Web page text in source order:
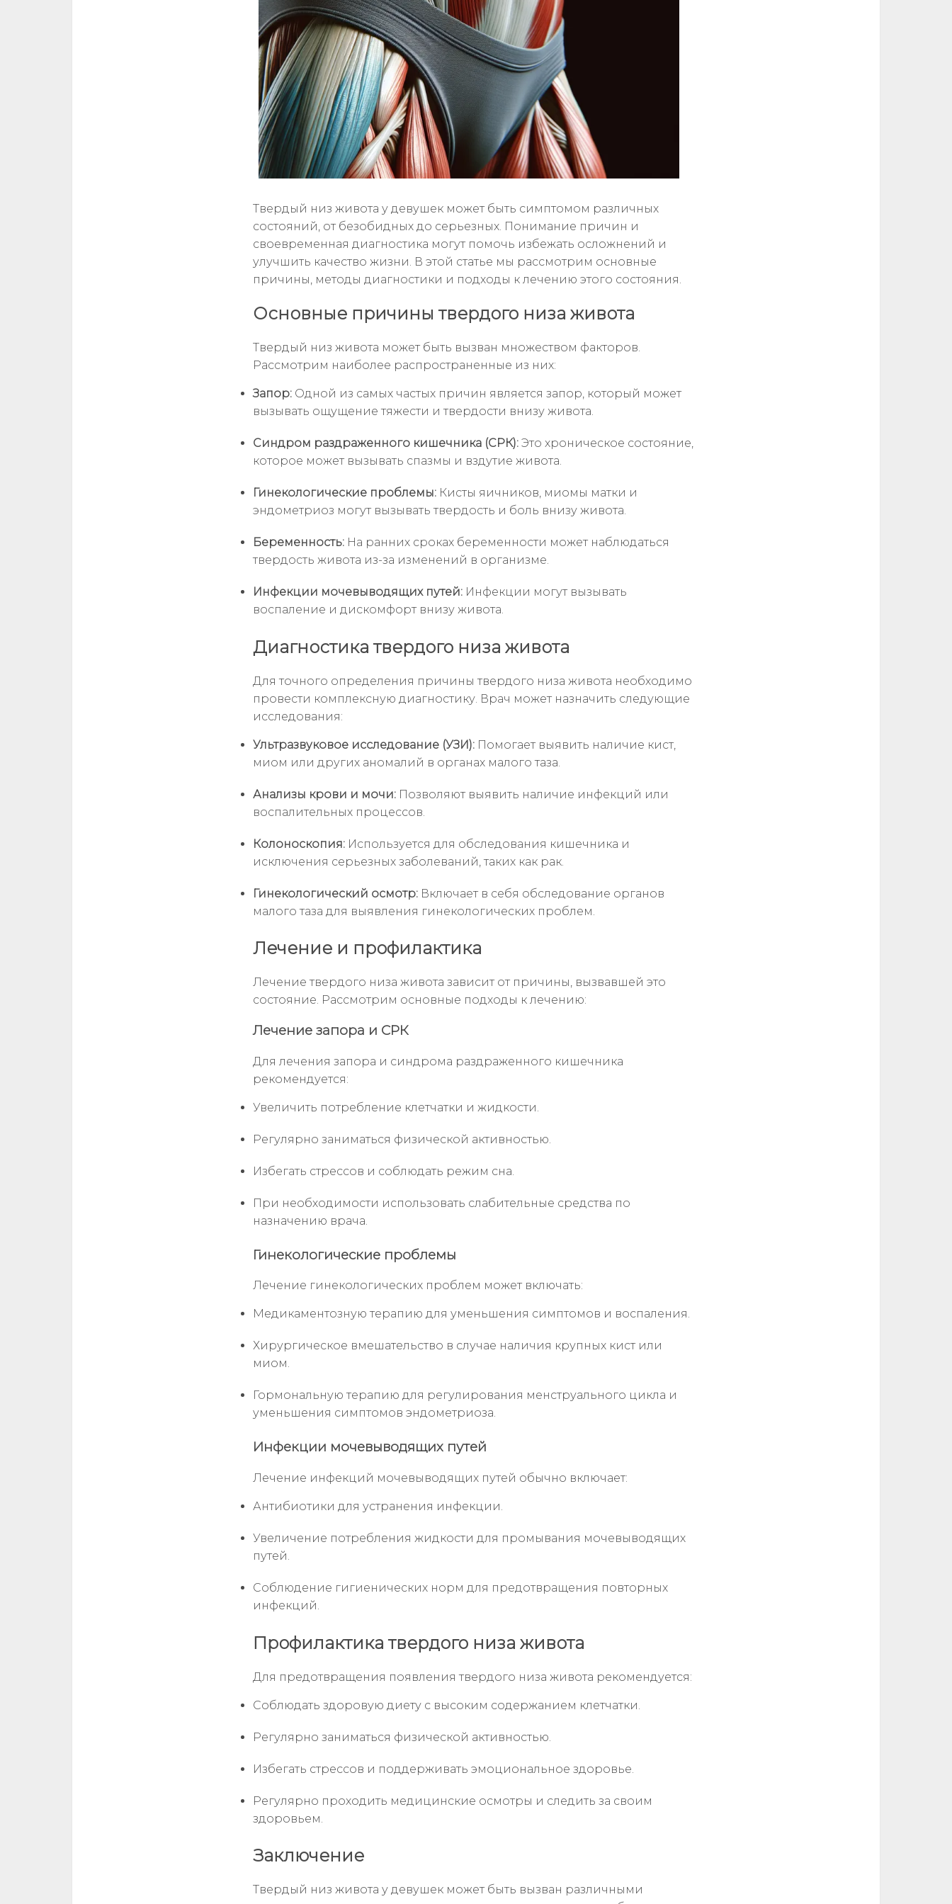
Твердый низ живота у девушек может быть симптомом различных
состояний, от безобидных до серьезных. Понимание причин и
своевременная диагностика могут помочь избежать осложнений и
улучшить качество жизни. В этой статье мы рассмотрим основные
причины, методы диагностики и подходы к лечению этого состояния.
Основные причины твердого низа живота
Твердый низ живота может быть вызван множеством факторов.
Рассмотрим наиболее распространенные из них:
Запор: Одной из самых частых причин является запор, который может
вызывать ощущение тяжести и твердости внизу живота.
Синдром раздраженного кишечника (СРК): Это хроническое состояние,
которое может вызывать спазмы и вздутие живота.
Гинекологические проблемы: Кисты яичников, миомы матки и
эндометриоз могут вызывать твердость и боль внизу живота.
Беременность: На ранних сроках беременности может наблюдаться
твердость живота из-за изменений в организме.
Инфекции мочевыводящих путей: Инфекции могут вызывать
воспаление и дискомфорт внизу живота.
Диагностика твердого низа живота
Для точного определения причины твердого низа живота необходимо
провести комплексную диагностику. Врач может назначить следующие
исследования:
Ультразвуковое исследование (УЗИ): Помогает выявить наличие кист,
миом или других аномалий в органах малого таза.
Анализы крови и мочи: Позволяют выявить наличие инфекций или
воспалительных процессов.
Колоноскопия: Используется для обследования кишечника и
исключения серьезных заболеваний, таких как рак.
Гинекологический осмотр: Включает в себя обследование органов
малого таза для выявления гинекологических проблем.
Лечение и профилактика
Лечение твердого низа живота зависит от причины, вызвавшей это
состояние. Рассмотрим основные подходы к лечению:
Лечение запора и СРК
Для лечения запора и синдрома раздраженного кишечника
рекомендуется:
Увеличить потребление клетчатки и жидкости.
Регулярно заниматься физической активностью.
Избегать стрессов и соблюдать режим сна.
При необходимости использовать слабительные средства по
назначению врача.
Гинекологические проблемы
Лечение гинекологических проблем может включать:
Медикаментозную терапию для уменьшения симптомов и воспаления.
Хирургическое вмешательство в случае наличия крупных кист или
миом.
Гормональную терапию для регулирования менструального цикла и
уменьшения симптомов эндометриоза.
Инфекции мочевыводящих путей
Лечение инфекций мочевыводящих путей обычно включает:
Антибиотики для устранения инфекции.
Увеличение потребления жидкости для промывания мочевыводящих
путей.
Соблюдение гигиенических норм для предотвращения повторных
инфекций.
Профилактика твердого низа живота
Для предотвращения появления твердого низа живота рекомендуется:
Соблюдать здоровую диету с высоким содержанием клетчатки.
Регулярно заниматься физической активностью.
Избегать стрессов и поддерживать эмоциональное здоровье.
Регулярно проходить медицинские осмотры и следить за своим
здоровьем.
Заключение
Твердый низ живота у девушек может быть вызван различными